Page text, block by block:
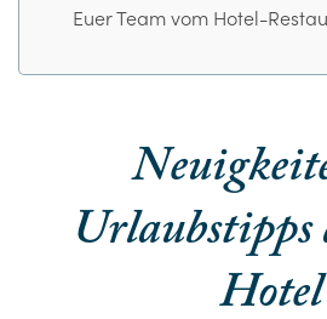
Euer Team vom Hotel-
Urlaubstipps
Hotel